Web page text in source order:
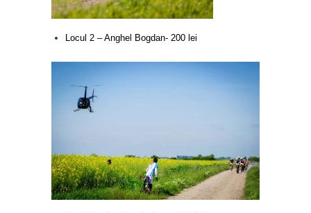
Locul 2 – Anghel Bogdan- 200 lei